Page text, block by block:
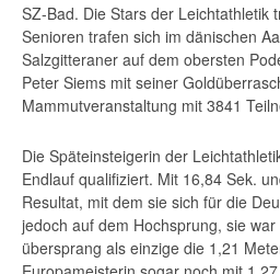
SZ-Bad. Die Stars der Leichtathletik
Senioren trafen sich im dänischen
Salzgitteraner auf dem obersten
Peter Siems mit seiner
Mammutveranstaltung mit 3841
Die Späteinsteigerin der
Endlauf qualifiziert. Mit 16,84 Sek.
Resultat, mit dem sie sich für die
jedoch auf dem Hochsprung, sie
übersprang als einzige die 1,21